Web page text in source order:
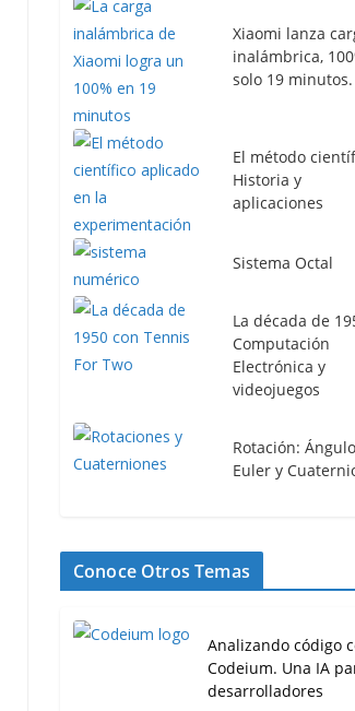
Xiaomi lanza
inalámbrica,
solo 19 minutos.
El método
Historia y
aplicaciones
Sistema Octal
La década de
Computación
Electrónica y
videojuegos
Rotación:
Euler y
Conoce Otros Temas
Analizando código
Codeium. Una IA
desarrolladores